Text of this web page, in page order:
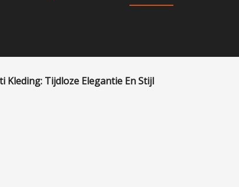
Kleding: Tijdloze Elegantie En Stijl